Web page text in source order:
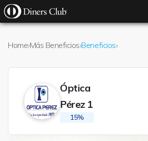
Pasar al contenido principal
Home›Más Beneficios›Beneficios›
Óptica
Pérez 1
15%